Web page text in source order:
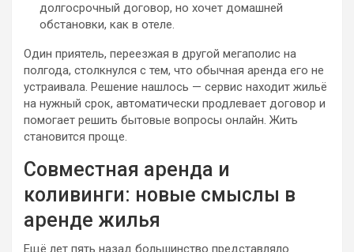
долгосрочный договор, но хочет домашней
обстановки, как в отеле.
Один приятель, переезжая в другой мегаполис на
полгода, столкнулся с тем, что обычная аренда его не
устраивала. Решение нашлось — сервис находит жильё
на нужный срок, автоматически продлевает договор и
помогает решить бытовые вопросы онлайн. Жить
становится проще.
Совместная аренда и
коливинги: новые смыслы в
аренде жилья
Ещё лет пять назад большинство представляло